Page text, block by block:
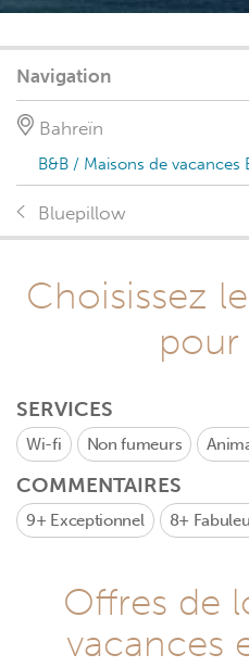
Navigation
Bahreïn
B&B / Maisons de vacances
Bluepillow
Choisissez
pour
SERVICES
Wi-fi Non fumeurs
COMMENTAIRES
9+ Exceptionnel 8+
Offres de
vacances